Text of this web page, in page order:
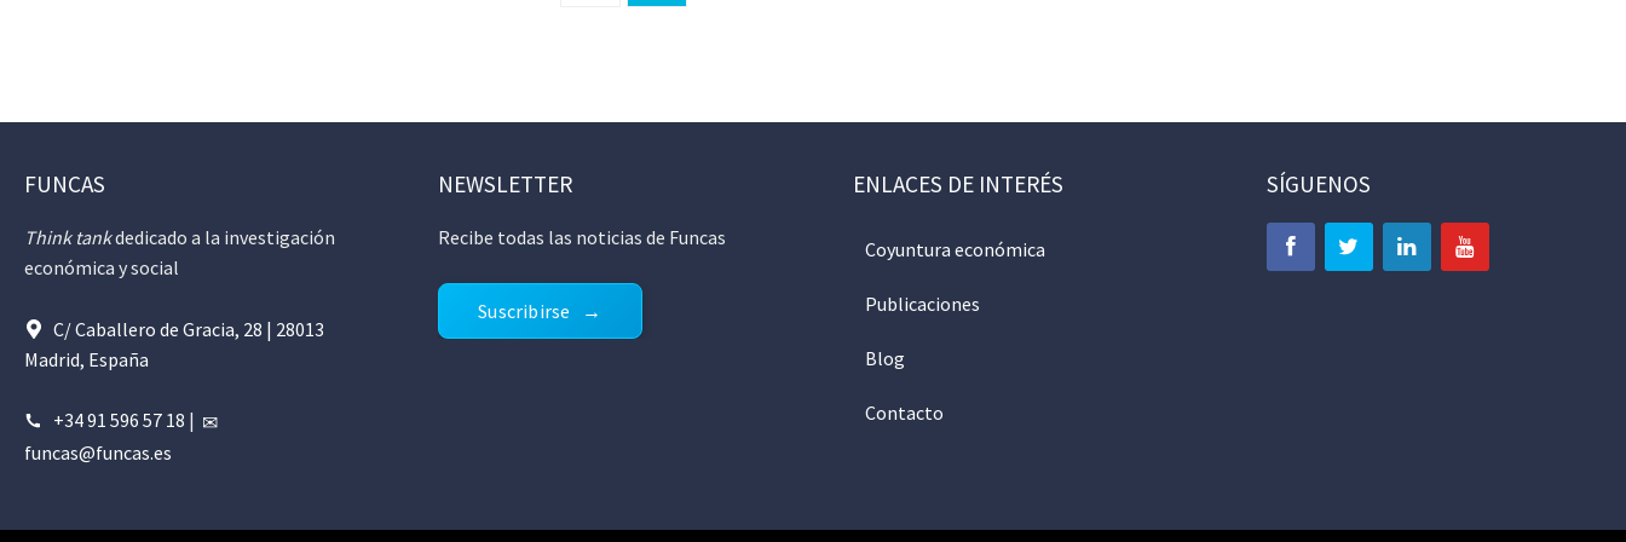
FUNCAS
Think tankdedicado a la investigación
económica y social
C/ Caballero de Gracia, 28 | 28013
Madrid, España
+34 91 596 57 18 |
funcas@funcas.es
NEWSLETTER
Recibe todas las noticias de Funcas
Suscribirse
ENLACES DE INTERÉS
Coyuntura económica
Publicaciones
Blog
Contacto
SÍGUENOS